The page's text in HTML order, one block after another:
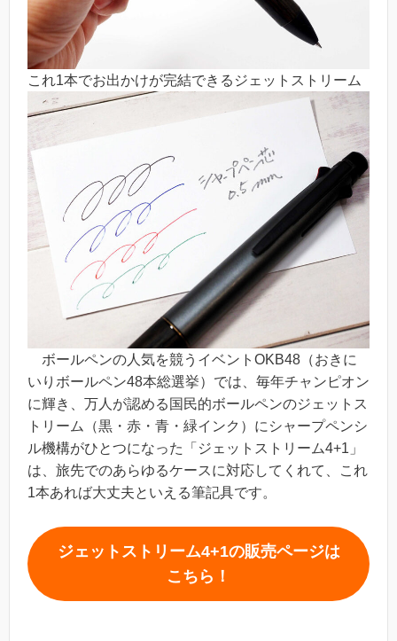
これ1本でお出かけが完結できるジェットストリーム
ボールペンの人気を競うイベントOKB48（おきに
いりボールペン48本総選挙）では、毎年チャンピオン
に輝き、万人が認める国民的ボールペンのジェットス
トリーム（黒・赤・青・緑インク）にシャープペンシ
ル機構がひとつになった「ジェットストリーム4+1」
は、旅先でのあらゆるケースに対応してくれて、これ
1本あれば大丈夫といえる筆記具です。
ジェットストリーム4+1の販売ページは
こちら！